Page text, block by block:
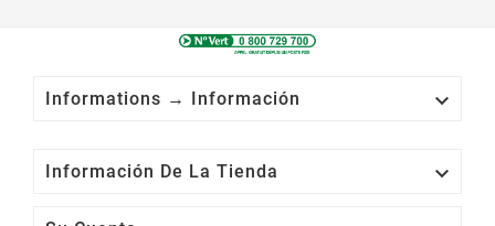
Informations → Información 
Información De La Tienda 